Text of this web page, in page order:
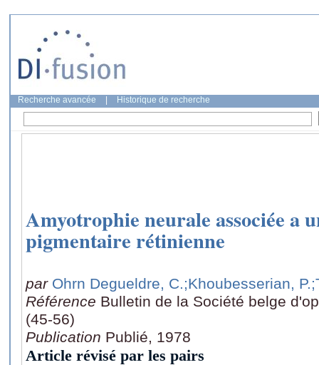
Recherche avancée Historique de recherche
Amyotrophie neurale associée a
pigmentaire rétinienne
par Ohrn Degueldre, C.;Khoubesserian, P.
Référence Bulletin de la Société belge
(45-56)
Publication Publié, 1978
Article révisé par les pairs